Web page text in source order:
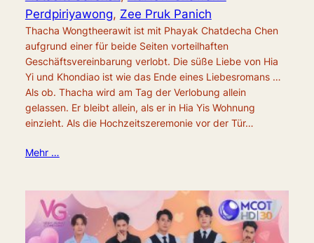
Perdpiriyawong, Zee Pruk Panich
Thacha Wongtheerawit ist mit Phayak Chatdecha Chen
aufgrund einer für beide Seiten vorteilhaften
Geschäftsvereinbarung verlobt. Die süße Liebe von Hia
Yi und Khondiao ist wie das Ende eines Liebesromans …
Als ob. Thacha wird am Tag der Verlobung allein
gelassen. Er bleibt allein, als er in Hia Yis Wohnung
einzieht. Als die Hochzeitszeremonie vor der Tür…
Mehr …